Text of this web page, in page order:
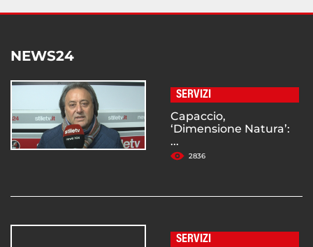
NEWS24
SERVIZI
Capaccio,
‘Dimensione Natura’:
...
2836
SERVIZI